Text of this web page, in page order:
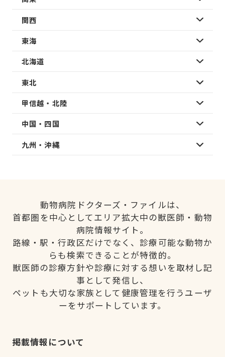
関西
東海
北海道
東北
甲信越・北陸
中国・四国
九州・沖縄
動物病院ドクターズ・ファイルは、
首都圏を中心としてエリア拡大中の獣医師・動物
病院情報サイト。
路線・駅・行政区だけでなく、診療可能な動物か
らも検索できることが特徴的。
獣医師の診療方針や診療に対する想いを取材し記
事として発信し、
ペットも大切な家族として健康管理を行うユーザ
ーをサポートしています。
掲載情報について